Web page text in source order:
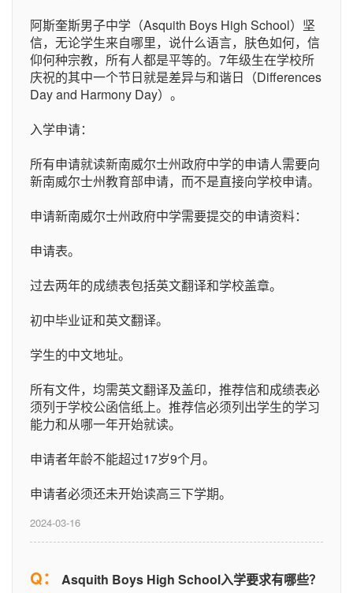
阿斯奎斯男子中学（Asquith Boys High School）坚
信，无论学生来自哪里，说什么语言，肤色如何，信
仰何种宗教，所有人都是平等的。7年级生在学校所
庆祝的其中一个节日就是差异与和谐日（Differences
Day and Harmony Day）。
入学申请：
所有申请就读新南威尔士州政府中学的申请人需要向
新南威尔士州教育部申请，而不是直接向学校申请。
申请新南威尔士州政府中学需要提交的申请资料：
申请表。
过去两年的成绩表包括英文翻译和学校盖章。
初中毕业证和英文翻译。
学生的中文地址。
所有文件，均需英文翻译及盖印，推荐信和成绩表必
须列于学校公函信纸上。推荐信必须列出学生的学习
能力和从哪一年开始就读。
申请者年龄不能超过17岁9个月。
申请者必须还未开始读高三下学期。
2024-03-16
Q： Asquith Boys High School入学要求有哪些？